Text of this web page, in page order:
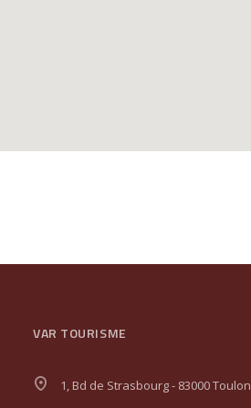
VAR TOURISME
1, Bd de Strasbourg - 83000 Toulon